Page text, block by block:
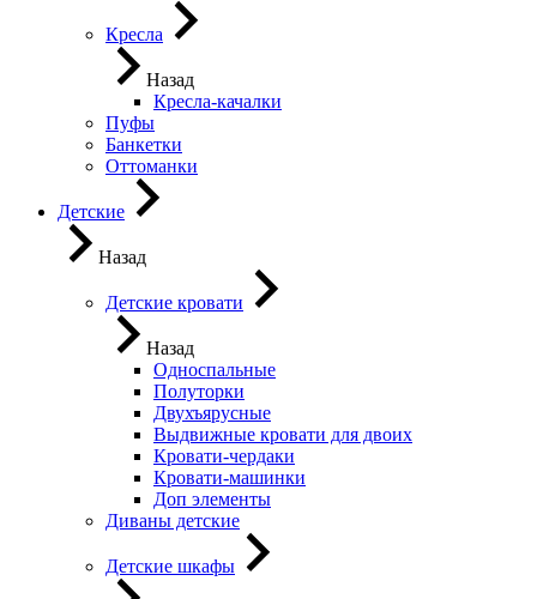
Кресла
Назад
Кресла-качалки
Пуфы
Банкетки
Оттоманки
Детские
Назад
Детские кровати
Назад
Односпальные
Полуторки
Двухъярусные
Выдвижные кровати для двоих
Кровати-чердаки
Кровати-машинки
Доп элементы
Диваны детские
Детские шкафы